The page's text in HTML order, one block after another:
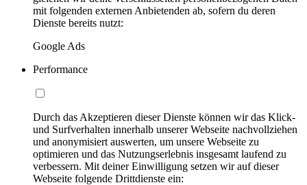
mit folgenden externen Anbietenden ab, sofern du deren
Dienste bereits nutzt:
Google Ads
Performance
Durch das Akzeptieren dieser Dienste können wir das Klick-
und Surfverhalten innerhalb unserer Webseite nachvollziehen
und anonymisiert auswerten, um unsere Webseite zu
optimieren und das Nutzungserlebnis insgesamt laufend zu
verbessern. Mit deiner Einwilligung setzen wir auf dieser
Webseite folgende Drittdienste ein: